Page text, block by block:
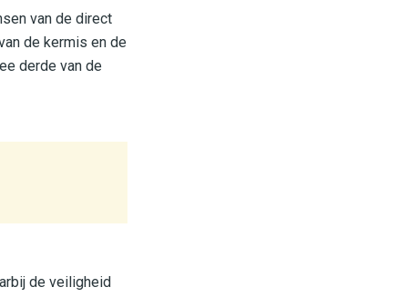
van de direct
de kermis en de
derde van de
de veiligheid